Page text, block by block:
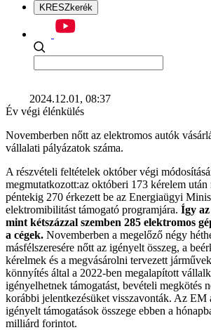
KRESZkerék
2024.12.01, 08:37
Év végi élénkülés
Novemberben nőtt az elektromos autók
vállalati pályázatok száma.
A részvételi feltételek október végi
megmutatkozott:az októberi 173 kérelem után
péntekig 270 érkezett be az Energiaügyi
elektromibilitást támogató programjára. Így
mint kétszázzal szemben 285 elektromos
a cégek. Novemberben a megelőző négy
másfélszeresére nőtt az igényelt összeg, a
kérelmek és a megvásárolni tervezett
könnyítés által a 2022-ben megalapított
igényelhetnek támogatást, bevételi megkötés
korábbi jelentkezésüket visszavonták. Az EM
igényelt támogatások összege ebben a
milliárd forintot.